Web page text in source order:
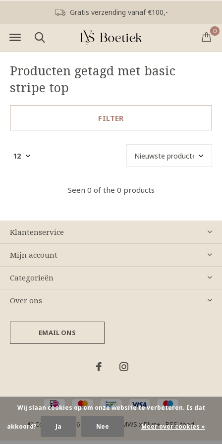
0
Gratis verzending vanaf €100,-
Producten getagd met basic
stripe top
FILTER
Seen 0 of the 0 products
Klantenservice
Mijn account
Categorieën
Over ons
EMAIL ONS
© Copyright 2026 - Theme By DMWS xPlus+-RSS-feed
Wij slaan cookies op om onze website te verbeteren. Is dat
akkoord? Ja Nee Meer over cookies »